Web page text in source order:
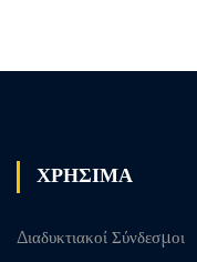
ΧΡΗΣΙΜΑ
Διαδυκτιακοί Σύνδεσμοι